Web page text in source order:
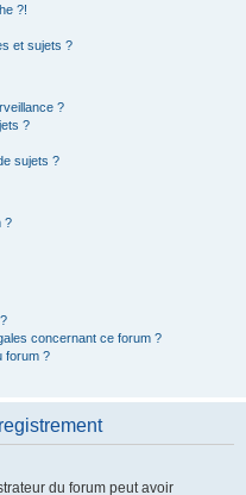
?!
et sujets ?
?
?
sujets ?
?
concernant ce forum ?
forum ?
du forum peut avoir